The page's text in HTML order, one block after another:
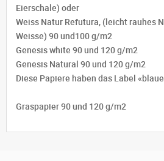
Eierschale) oder
Weiss Natur Refutura, (leicht rauhes
Weisse) 90 und100 g/m2
Genesis white 90 und 120 g/m2
Genesis Natural 90 und 120 g/m2
Diese Papiere haben das Label
Graspapier 90 und 120 g/m2